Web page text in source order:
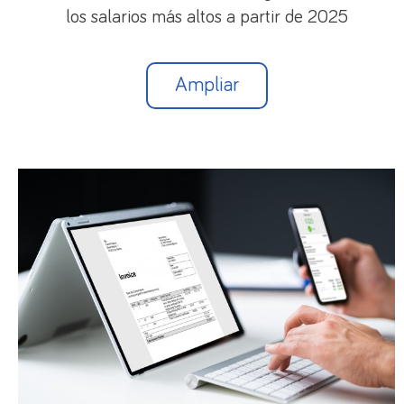
La empresa, institución o entidad en la que se
desarrollen las prácticas deberá dar de alta y
realice esas prácticas . No obstante, en el
convenio o acuerdo de cooperación que se suscriba
El alta en la Seguridad Social deberá efectuarse al
inicio de las prácticas formativas y la baja a la
finalización de éstas, debiendo comunicarse a la
Tesorería General de la Seguridad Social en el
plazo de 10 días naturales desde el inicio o
finalización de las prácticas.
Durante el período comprendido entre 1-10-
los salarios más altos a partir de 2025
Ampliar